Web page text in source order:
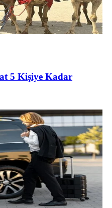
5 Kişiye Kadar